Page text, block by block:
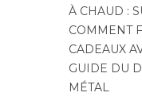
À CHAUD :
COMMENT
CADEAUX
GUIDE DU
MÉTAL